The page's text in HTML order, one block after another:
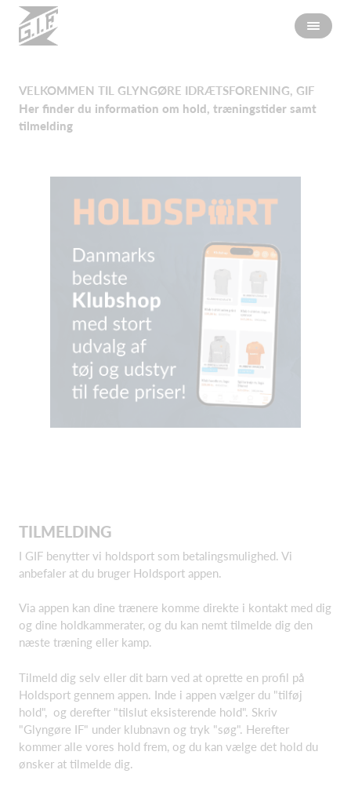
VELKOMMEN TIL GLYNGØRE IDRÆTSFORENING, GIF
Her finder du information om hold, træningstider samt
tilmelding
TILMELDING
I GIF benytter vi holdsport som betalingsmulighed. Vi
anbefaler at du bruger Holdsport appen.
Via appen kan dine trænere komme direkte i kontakt med dig
og dine holdkammerater, og du kan nemt tilmelde dig den
næste træning eller kamp.
Tilmeld dig selv eller dit barn ved at oprette en profil på
Holdsport gennem appen. Inde i appen vælger du "tilføj
hold", og derefter "tilslut eksisterende hold". Skriv
"Glyngøre IF" under klubnavn og tryk "søg". Herefter
kommer alle vores hold frem, og du kan vælge det hold du
ønsker at tilmelde dig.